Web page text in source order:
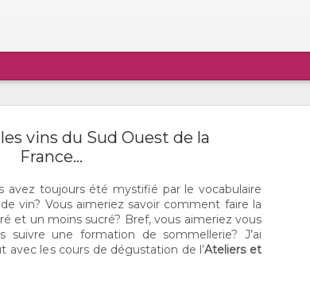
vins du Sud Ouest de la
France...
avez toujours été mystifié par le vocabulaire
vin? Vous aimeriez savoir comment faire la
et un moins sucré? Bref, vous aimeriez vous
suivre une formation de sommellerie? J’ai
avec les cours de dégustation de l’Ateliers et
DEC
22
Ô CHAMPIGNON, MON
CHAMPIGNON!
Amoureux et amoureuses des champignons